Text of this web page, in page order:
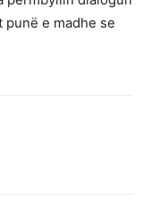
e madhe se